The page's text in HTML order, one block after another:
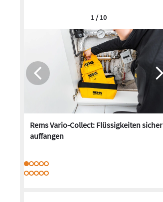
Rems Vario-Collect: Flüssigkeiten sicher
auffangen
1 / 10